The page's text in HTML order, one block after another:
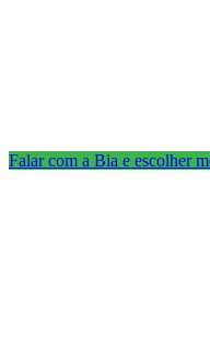
Falar com a Bia e escolher